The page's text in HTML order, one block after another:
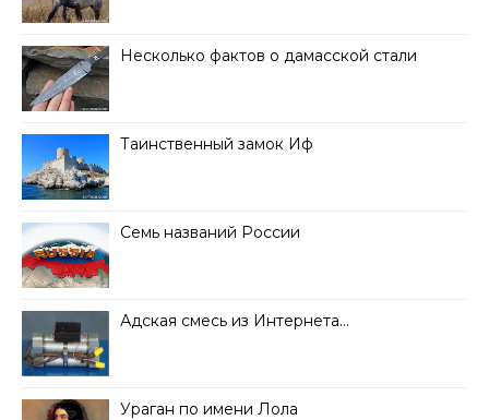
Несколько фактов о дамасской стали
Таинственный замок Иф
Семь названий России
Адская смесь из Интернета…
Ураган по имени Лола